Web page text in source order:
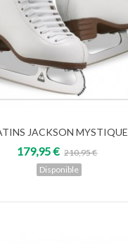
Voir
JACKSON MYSTIQUE
179,95 € 210,95 €
Disponible